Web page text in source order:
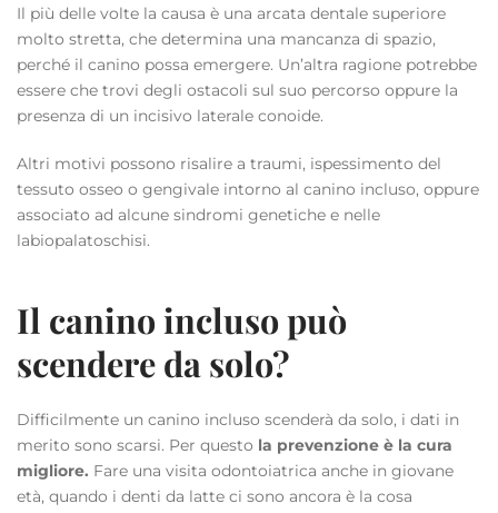
Il più delle volte la causa è una arcata dentale superiore
molto stretta, che determina una mancanza di spazio,
perché il canino possa emergere. Un’altra ragione potrebbe
essere che trovi degli ostacoli sul suo percorso oppure la
presenza di un incisivo laterale conoide.
Altri motivi possono risalire a traumi, ispessimento del
tessuto osseo o gengivale intorno al canino incluso, oppure
associato ad alcune sindromi genetiche e nelle
labiopalatoschisi.
Il canino incluso può
scendere da solo?
Difficilmente un canino incluso scenderà da solo, i dati in
merito sono scarsi. Per questo la prevenzione è la cura
migliore. Fare una visita odontoiatrica anche in giovane
età, quando i denti da latte ci sono ancora è la cosa